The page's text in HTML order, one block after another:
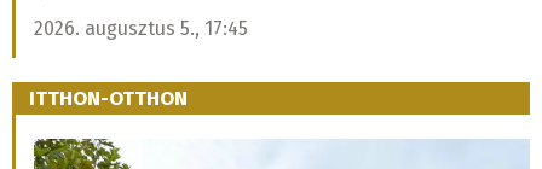
2026. augusztus 5., 17:45
ITTHON-OTTHON